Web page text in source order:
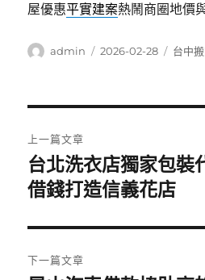
屋優惠平實建案熱鬧商圈地價
作
admin
發
2026-02-28
分
台中
章
導
覽
上一篇文章
上
一
文
章:
台北洗衣店獨家包裝
借錢打造信義花店
下一篇文章